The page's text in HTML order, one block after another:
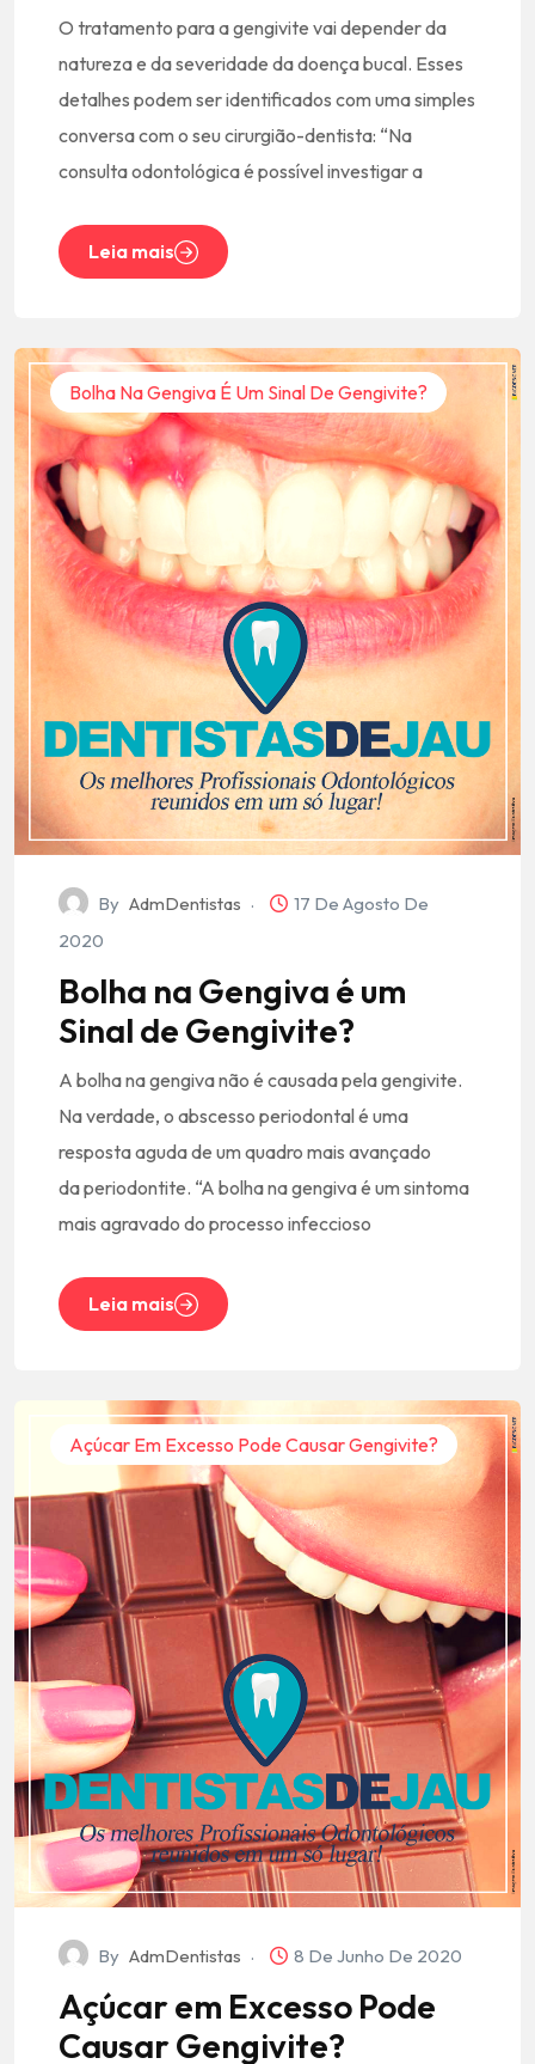
O tratamento para a gengivite vai depender da
natureza e da severidade da doença bucal. Esses
detalhes podem ser identificados com uma simples
conversa com o seu cirurgião-dentista: “Na
consulta odontológica é possível investigar a
Leia mais
Bolha Na Gengiva É Um Sinal De Gengivite?
By AdmDentistas
17 De Agosto De
2020
Bolha na Gengiva é um
Sinal de Gengivite?
A bolha na gengiva não é causada pela gengivite.
Na verdade, o abscesso periodontal é uma
resposta aguda de um quadro mais avançado
da periodontite. “A bolha na gengiva é um sintoma
mais agravado do processo infeccioso
Leia mais
Açúcar Em Excesso Pode Causar Gengivite?
By AdmDentistas 8 De Junho De 2020
Açúcar em Excesso Pode
Causar Gengivite?